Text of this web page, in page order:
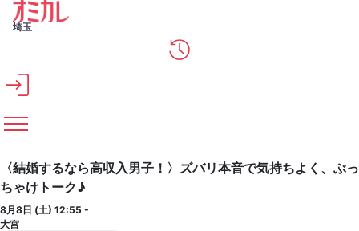
メインコンテンツへスキップ
埼玉
〈結婚するなら高収入男子！〉ズバリ本音で気持ちよく、ぶっ
ちゃけトーク♪
8月8日 (土) 12:55 -
大宮